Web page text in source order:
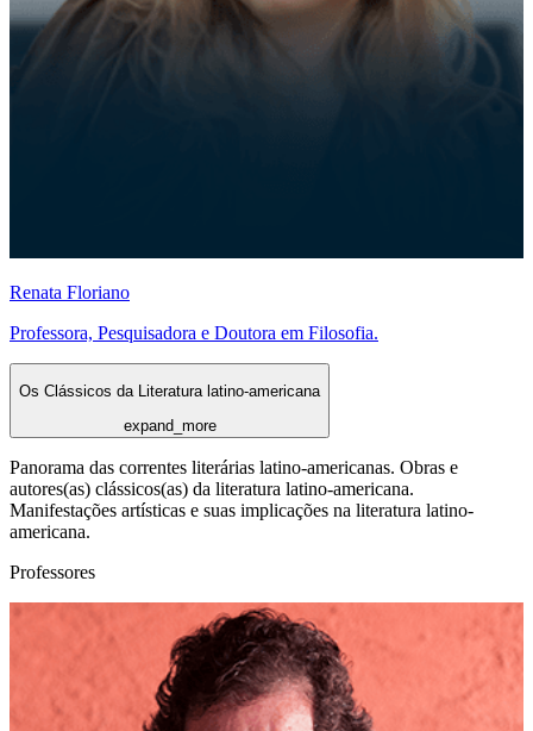
Renata Floriano
Professora, Pesquisadora e Doutora em Filosofia.
Os Clássicos da Literatura latino-americana
expand_more
Panorama das correntes literárias latino-americanas. Obras e
autores(as) clássicos(as) da literatura latino-americana.
Manifestações artísticas e suas implicações na literatura latino-
americana.
Professores